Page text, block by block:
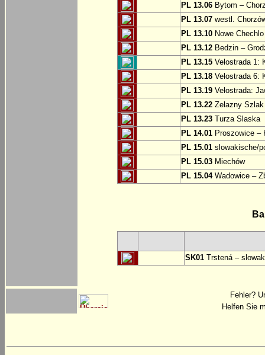
PL 13.06 Bytom –
PL 13.07 westl.
PL 13.10 Nowe
PL 13.12 Bedzin –
PL 13.15 Velostrada 1:
PL 13.18 Velostrada 6:
PL 13.19 Velostrada:
PL 13.22 Zelazny Szlak
PL 13.23 Turza Slaska
PL 14.01 Proszowice –
PL 15.01 slowakische/
PL 15.03 Miechów
PL 15.04Wadowice –
SK01 Trstená –
Fehler?
Helfen Sie